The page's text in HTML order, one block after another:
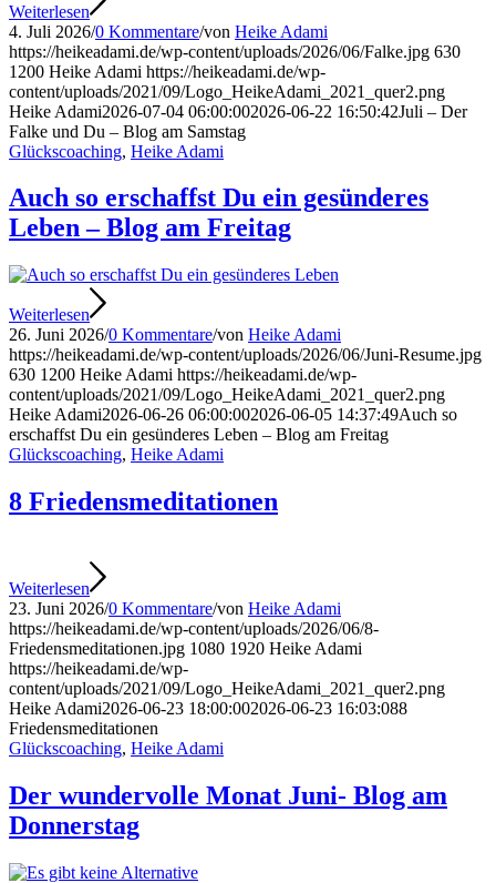
Weiterlesen
4. Juli 2026/0 Kommentare/von Heike Adami
https://heikeadami.de/wp-content/uploads/2026/06/Falke.jpg 630
1200 Heike Adami https://heikeadami.de/wp-
content/uploads/2021/09/Logo_HeikeAdami_2021_quer2.png
Heike Adami2026-07-04 06:00:002026-06-22 16:50:42Juli – Der
Falke und Du – Blog am Samstag
Glückscoaching, Heike Adami
Auch so erschaffst Du ein gesünderes
Leben – Blog am Freitag
Weiterlesen
26. Juni 2026/0 Kommentare/von Heike Adami
https://heikeadami.de/wp-content/uploads/2026/06/Juni-Resume.jpg
630 1200 Heike Adami https://heikeadami.de/wp-
content/uploads/2021/09/Logo_HeikeAdami_2021_quer2.png
Heike Adami2026-06-26 06:00:002026-06-05 14:37:49Auch so
erschaffst Du ein gesünderes Leben – Blog am Freitag
Glückscoaching, Heike Adami
8 Friedensmeditationen
Weiterlesen
23. Juni 2026/0 Kommentare/von Heike Adami
https://heikeadami.de/wp-content/uploads/2026/06/8-
Friedensmeditationen.jpg 1080 1920 Heike Adami
https://heikeadami.de/wp-
content/uploads/2021/09/Logo_HeikeAdami_2021_quer2.png
Heike Adami2026-06-23 18:00:002026-06-23 16:03:088
Friedensmeditationen
Glückscoaching, Heike Adami
Der wundervolle Monat Juni- Blog am
Donnerstag